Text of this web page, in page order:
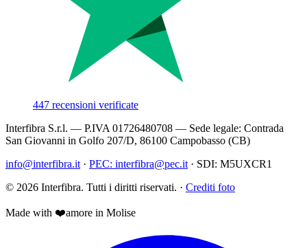
447 recensioni verificate
Interfibra S.r.l. — P.IVA 01726480708 — Sede legale: Contrada
San Giovanni in Golfo 207/D, 86100 Campobasso (CB)
info@interfibra.it · PEC: interfibra@pec.it · SDI: M5UXCR1
© 2026 Interfibra. Tutti i diritti riservati. · Crediti foto
Made with ❤️amore in Molise